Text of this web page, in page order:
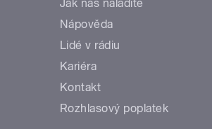
Jak nás naladíte
Nápověda
Lidé v rádiu
Kariéra
Kontakt
Rozhlasový poplatek